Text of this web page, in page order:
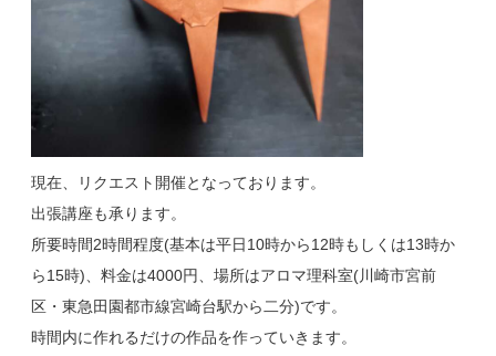
現在、リクエスト開催となっております。
出張講座も承ります。
所要時間2時間程度(基本は平日10時から12時もしくは13時か
ら15時)、料金は4000円、場所はアロマ理科室(川崎市宮前
区・東急田園都市線宮崎台駅から二分)です。
時間内に作れるだけの作品を作っていきます。